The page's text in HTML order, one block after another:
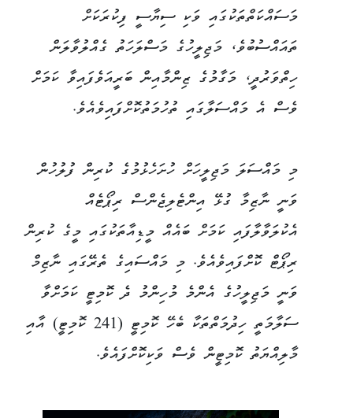
މަސައްކަތްތަކުގައި ވަކި ސިޔާސީ ފިކުރަކަށް
ތައައްސުބުވެ، މަޖިލީހުގެ މަސްލަހަތު ގެއްލުވާލަން
ހިތްވަރުދީ، މަގާމުގެ ޒިންމާއިން ބަރީއަވެފައިވާ ކަމަށް
ވެސް އެ މައްސަލާގައި ތުހުމަތުކޮށްފައިވެއެވެ.
މި މައްސަލަ މަޖިލީހަށް ހުށަހެޅުމުގެ ކުރިން ފުލުހުން
ވަނީ ނާޒިމާ ގުޅޭ އިންޓެލިޖެންސް ރިޕޯޓެއް
އެކުލަވާލާފައި ކަމަށް ބައެއް މީޑިއާތަކުގައި މީގެ ކުރިން
ރިޕޯޓް ކޮށްފައިވެއެވެ. މި މައްސައިގެ ތެރޭގައި ނާޒިމް
ވަނީ މަޖިލީހުގެ އެންމެ މުހިންމު ދެ ކޮމިޓީ ކަމަށްވާ
ސަލާމަތީ ހިދުމަތްތަކާ ބެހޭ ކޮމިޓީ (241 ކޮމިޓީ) އާއި
މާލިއްޔަތު ކޮމިޓީން ވެސް ވަކިކޮށްފައެވެ.